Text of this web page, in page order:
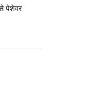
पेशेवर